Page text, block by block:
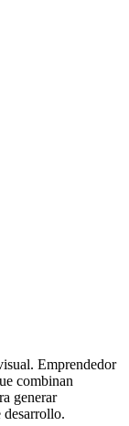
Emprendedor
combinan
generar